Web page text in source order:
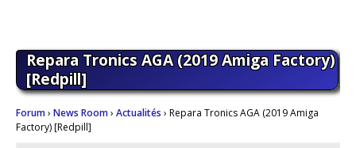
Repara Tronics AGA (2019 Amiga Factory)
[Redpill]
Forum› News Room› Actualités › Repara Tronics AGA (2019 Amiga
Factory) [Redpill]